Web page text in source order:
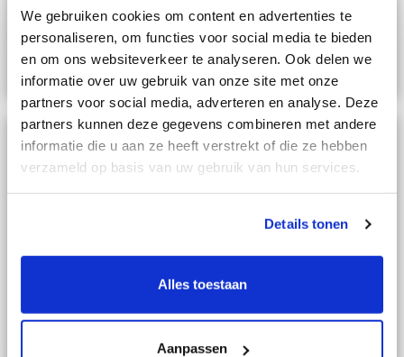
We gebruiken cookies om content en advertenties te
personaliseren, om functies voor social media te bieden
en om ons websiteverkeer te analyseren. Ook delen we
informatie over uw gebruik van onze site met onze
partners voor social media, adverteren en analyse. Deze
partners kunnen deze gegevens combineren met andere
informatie die u aan ze heeft verstrekt of die ze hebben
verzameld op basis van uw gebruik van hun services.
Details tonen
Alles toestaan
Aanpassen
€ 345,00
In Winkelwagen
Nemef/Lips oplegslot 4154 wit - Pfaffenhain Bravus - DR2